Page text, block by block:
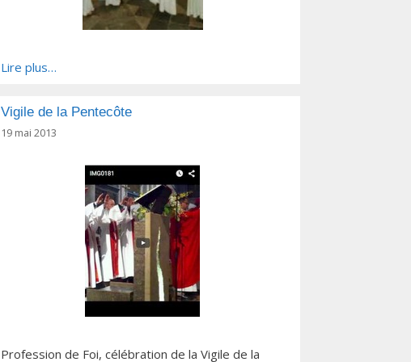
Lire plus…
Vigile de la Pentecôte
19 mai 2013
Profession de Foi, célébration de la Vigile de la